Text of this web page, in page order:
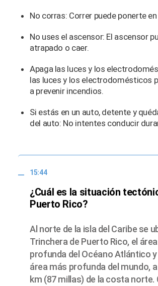
No corras: Correr puede ponerte
No uses el ascensor: El ascensor
atrapado o caer.
Apaga las luces y los
las luces y los electrodomésticos
a prevenir incendios.
Si estás en un auto, detente y
del auto: No intentes conducir
15:44
¿Cuál es la situación
Puerto Rico?
Al norte de la isla del Caribe se
Trinchera de Puerto Rico, el
profunda del Océano Atlántico
área más profunda del mundo,
km (87 millas) de la costa norte.